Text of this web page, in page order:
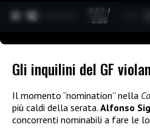
0:28 /
3:35
Gli inquilini del GF
Il momento “nomination” nella
più caldi della serata. Alfonso
concorrenti nominabili a fare le